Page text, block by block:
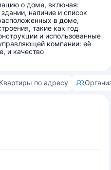
о доме, включая:
наличие и список
в доме,
такие как год
и использованные
компании: её
и качество
Квартиры по адресу